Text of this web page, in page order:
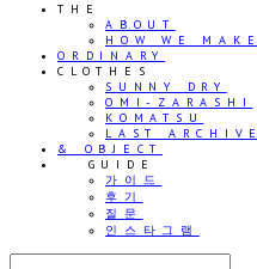
THE
ABOUT
HOW WE MAKE
ORDINARY
CLOTHES
SUNNY DRY
OMI-ZARASHI
KOMATSU
LAST ARCHIVE
& OBJECT
⠀⠀GUIDE
가이드
후기
질문
인스타그램